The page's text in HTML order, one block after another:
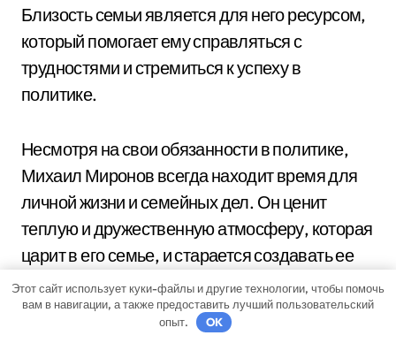
Близость семьи является для него ресурсом,
который помогает ему справляться с
трудностями и стремиться к успеху в
политике.
Несмотря на свои обязанности в политике,
Михаил Миронов всегда находит время для
личной жизни и семейных дел. Он ценит
теплую и дружественную атмосферу, которая
царит в его семье, и старается создавать ее
вокруг себя.
Этот сайт использует куки-файлы и другие технологии, чтобы помочь
вам в навигации, а также предоставить лучший пользовательский
опыт.
OK